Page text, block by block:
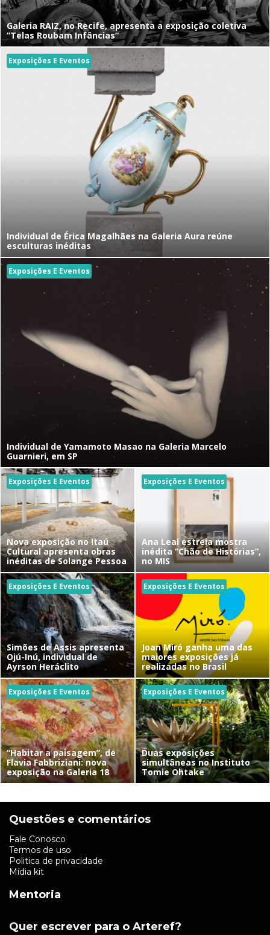
Galeria RAIZ, no Recife, apresenta a exposição coletiva
“Telas Roubam Infâncias”
Exposições E Eventos
Individual de Érica Magalhães na Galeria Aura reúne
esculturas inéditas
Exposições E Eventos
Individual de Yamamoto Masao na Galeria Marcelo
Guarnieri, em SP
Exposições E Eventos
Nova exposição no Itaú
Cultural apresenta obras
inéditas de Solange Pessoa
Exposições E Eventos
Ana Leal estreia mostra
inédita “Chão de Histórias”,
no MIS
Exposições E Eventos
Simões de Assis apresenta
Ojú-Inú, individual de
Ayrson Heráclito
Exposições E Eventos
Joan Miró ganha uma das
maiores exposições já
realizadas no Brasil
Exposições E Eventos
“Habitar a paisagem”, de
Flavia Fabbriziani: nova
exposição na Galeria 18
Exposições E Eventos
Duas exposições
simultâneas no Instituto
Tomie Ohtake
Questões e comentários
Fale Conosco
Termos de uso
Politica de privacidade
Mídia kit
Mentoria
Quer escrever para o Arteref?